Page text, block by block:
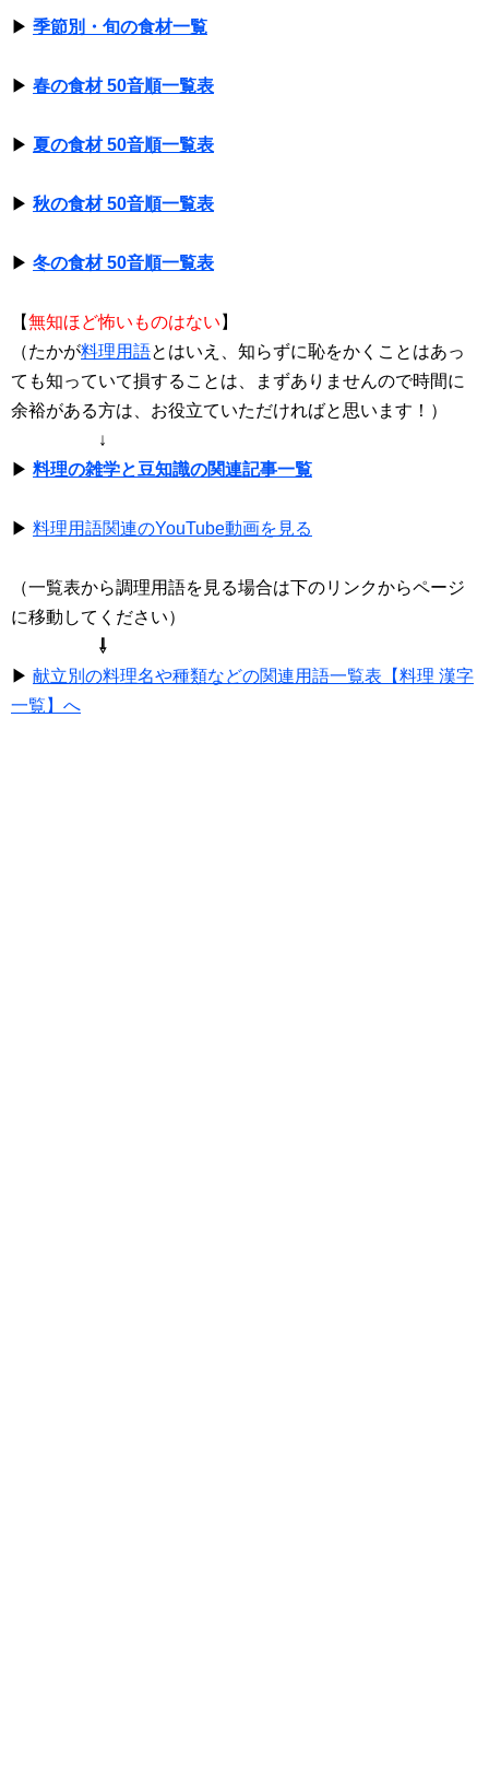
▶ 季節別・旬の食材一覧
▶ 春の食材 50音順一覧表
▶ 夏の食材 50音順一覧表
▶ 秋の食材 50音順一覧表
▶ 冬の食材 50音順一覧表
【無知ほど怖いものはない 】
（たかが料理用語とはいえ、知らずに恥をかくことはあっ
ても知っていて損することは、まずありませんので時間に
余裕がある方は、お役立ていただければと思います！）
↓
▶ 料理の雑学と豆知識の関連記事一覧
▶ 料理用語関連のYouTube動画を見る
（一覧表から調理用語を見る場合は下のリンクからページ
に移動してください）
⇩
▶ 献立別の料理名や種類などの関連用語一覧表【料理 漢字
一覧】へ